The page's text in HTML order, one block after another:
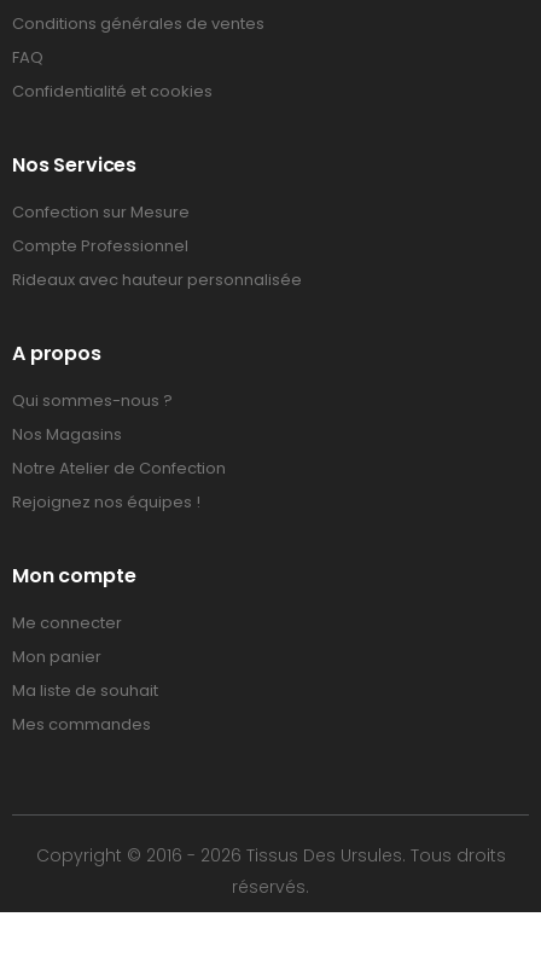
Conditions générales de ventes
FAQ
Confidentialité et cookies
Nos Services
Confection sur Mesure
Compte Professionnel
Rideaux avec hauteur personnalisée
A propos
Qui sommes-nous ?
Nos Magasins
Notre Atelier de Confection
Rejoignez nos équipes !
Mon compte
Me connecter
Mon panier
Ma liste de souhait
Mes commandes
Copyright © 2016 - 2026 Tissus Des Ursules. Tous droits
réservés.